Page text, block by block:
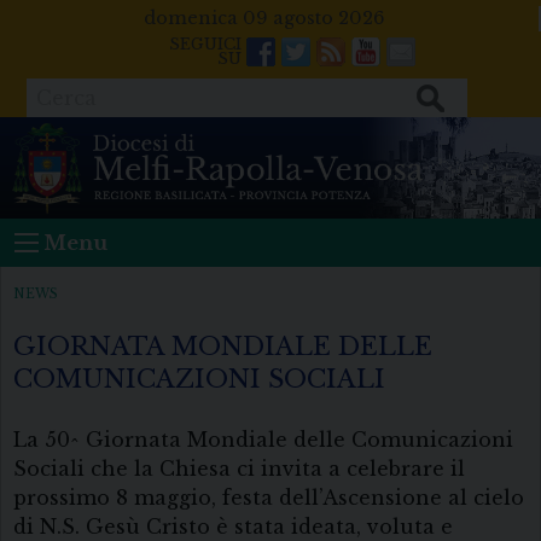
domenica 09 agosto 2026
Facebook
Twitter
FeedsYoutube
Mail
Menu
NEWS
GIORNATA MONDIALE DELLE
COMUNICAZIONI SOCIALI
La 50^ Giornata Mondiale delle Comunicazioni
Sociali che la Chiesa ci invita a celebrare il
prossimo 8 maggio, festa dell’Ascensione al cielo
di N.S. Gesù Cristo è stata ideata, voluta e